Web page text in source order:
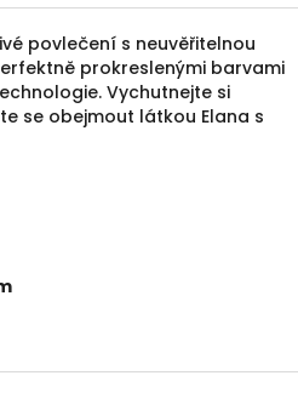
povlečení s neuvěřitelnou
prokreslenými barvami
Vychutnejte si
se obejmout látkou Elana s